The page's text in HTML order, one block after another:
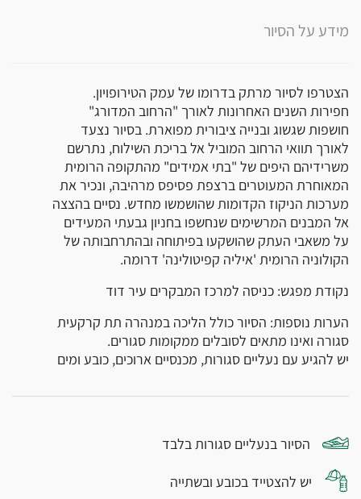
מידע על הסיור
הצטרפו לסיור מרתק בדרומו של עמק הטירופויון.
חפירות השנים האחרונות לאורך "הרחוב המדורג"
חושפות שגשוג ובנייה ציבורית מפוארת. בסיור נצעד
לאורך תוואי הרחוב המוביל אל בריכת השילוח, נתרשם
משרידיהם היפים של "בתי אמידים" מהתקופה הרומית
המאוחרת המעוטרים ברצפת פסיפס מרהיבה, ונכיר את
מערכות הניקוז הקדומות שהושמשו מחדש. נסיים בהצצה
אל המבנים המרשימים שנחשפו בחניון גבעתי המעידים
על משאבי העתק שהושקעו בפיתוחה ובהתרחבותה של
הקולוניה הרומית 'איליה קפיטולינה' דרומה.
נקודת מפגש: כניסה למרכז המבקרים עיר דוד
הערות נוספות: הסיור כולל הליכה במנהרה תת קרקעית
סגורה ואינו מתאים לסובלים ממקומות סגורים.
יש להגיע עם נעליים סגורות, מכנסיים ארוכים, כובע ומים
הסיור בנעליים סגורות בלבד
יש להצטייד בכובע ובשתייה